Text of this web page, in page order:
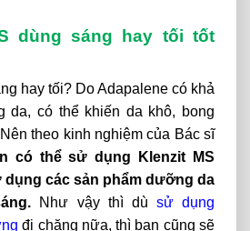
dùng sáng hay tối tốt
hay tối? Do Adapalene có khả
da, có thể khiến da khô, bong
theo kinh nghiệm của Bác sĩ
có thể sử dụng Klenzit MS
dụng các sản phẩm dưỡng da
Như vậy thì dù sử dụng
đi chăng nữa, thì bạn cũng sẽ